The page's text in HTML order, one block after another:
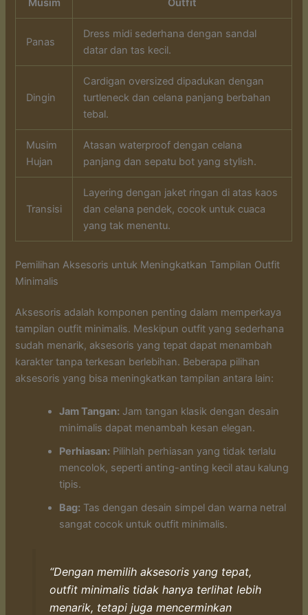
Musim Outfit
Panas
Dress midi sederhana dengan sandal
datar dan tas kecil.
Dingin
Cardigan oversized dipadukan dengan
turtleneck dan celana panjang berbahan
tebal.
Musim
Hujan
Atasan waterproof dengan celana
panjang dan sepatu bot yang stylish.
Transisi
Layering dengan jaket ringan di atas kaos
dan celana pendek, cocok untuk cuaca
yang tak menentu.
Pemilihan Aksesoris untuk Meningkatkan Tampilan Outfit
Minimalis
Aksesoris adalah komponen penting dalam memperkaya
tampilan outfit minimalis. Meskipun outfit yang sederhana
sudah menarik, aksesoris yang tepat dapat menambah
karakter tanpa terkesan berlebihan. Beberapa pilihan
aksesoris yang bisa meningkatkan tampilan antara lain:
Jam Tangan: Jam tangan klasik dengan desain
minimalis dapat menambah kesan elegan.
Perhiasan: Pilihlah perhiasan yang tidak terlalu
mencolok, seperti anting-anting kecil atau kalung
tipis.
Bag: Tas dengan desain simpel dan warna netral
sangat cocok untuk outfit minimalis.
“Dengan memilih aksesoris yang tepat,
outfit minimalis tidak hanya terlihat lebih
menarik, tetapi juga mencerminkan